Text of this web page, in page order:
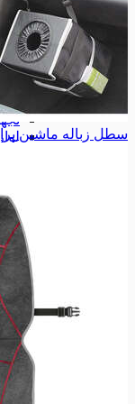
کیف
مد و
کتاب،
شاخه‌ی
سطل زباله ماشین